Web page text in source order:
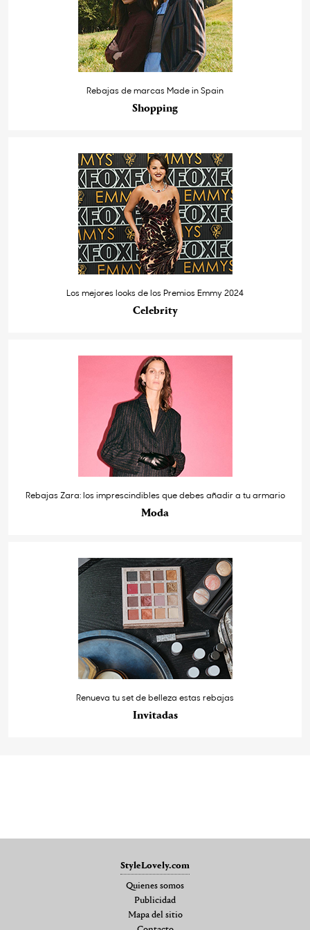
Rebajas de marcas Made in Spain
Shopping
Los mejores looks de los Premios Emmy 2024
Celebrity
Rebajas Zara: los imprescindibles que debes añadir a tu armario
Moda
Renueva tu set de belleza estas rebajas
Invitadas
StyleLovely.com
Quienes somos
Publicidad
Mapa del sitio